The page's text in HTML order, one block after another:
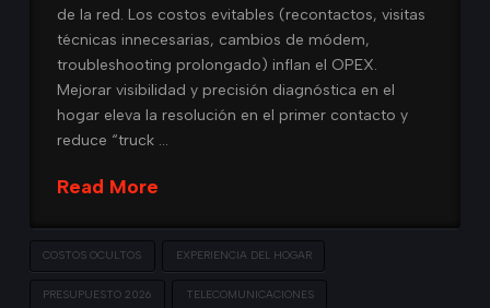
de la red. Los costos evitables (recontactos, visitas
técnicas innecesarias, cambios de módem,
troubleshooting prolongado) inflan el OPEX.
Mejorar visibilidad y precisión diagnóstica en el
hogar eleva la resolución en el primer contacto y
reduce “truck …
Read More
COSTOS OCULTOS EXPERIENCIA DEL HOGAR
PRESUPUESTO 2026 TELECOMUNICACIONES